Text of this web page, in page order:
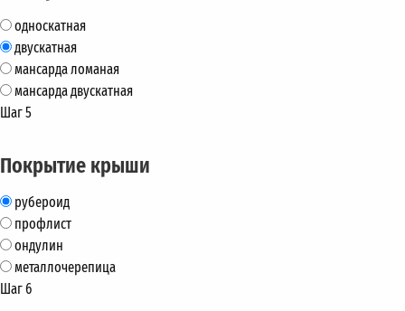
односкатная
двускатная
мансарда ломаная
мансарда двускатная
Шаг 5
Покрытие крыши
рубероид
профлист
ондулин
металлочерепица
Шаг 6